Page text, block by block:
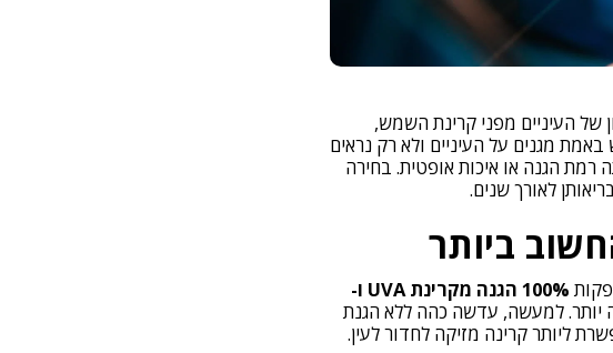
העיניים מפני קרינת השמש,
מגנים על העיניים ולא רק נראים
הגנה או איכות אופטית. בחירה
לאורך שנים.
100% הגנה מקרינת UVA ו-
יותר. למעשה, עדשה כהה ללא הגנת